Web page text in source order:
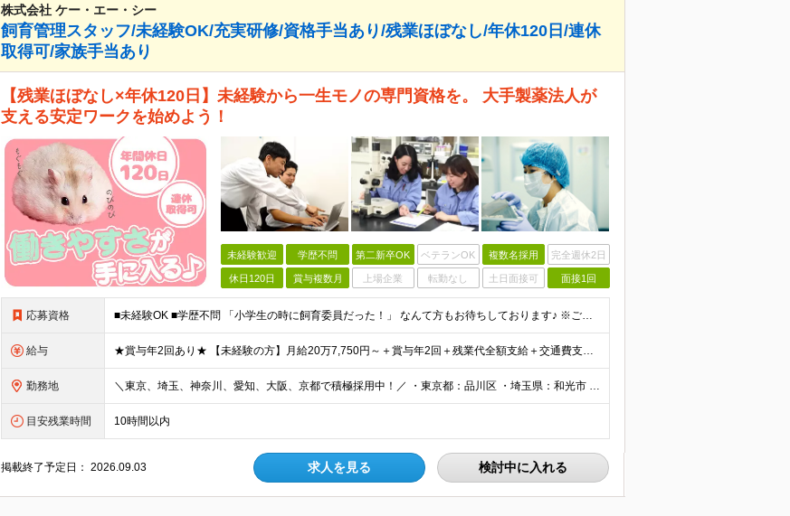
株式会社 ケー・エー・シー
飼育管理スタッフ/未経験OK/充実研修/資格手当あり/残業ほぼなし/年休120日/連休
取得可/家族手当あり
【残業ほぼなし×年休120日】未経験から一生モノの専門資格を。 大手製薬法人が
支える安定ワークを始めよう！
未経験歓迎 学歴不問 第二新卒OK ベテランOK 複数名採用 完全週休2日
休日120日 賞与複数月 上場企業 転勤なし 土日面接可 面接1回
応募資格 ■未経験OK ■学歴不問 「小学生の時に飼育委員だった！」 なんて方もお待ちしております♪ ※ご自宅でのペット飼育について※ ご自宅でげっ歯類・ウサギのペット飼育を禁止しております。当社業務では清
給与 ★賞与年2回あり★ 【未経験の方】月給20万7,750円～＋賞与年2回＋残業代全額支給＋交通費支給 【生物系大卒の方】月給21万3,750円～＋賞与年2回＋残業代全額支給＋交通費支給 ★手当が充実
勤務地 ＼東京、埼玉、神奈川、愛知、大阪、京都で積極採用中！／ ・東京都：品川区 ・埼玉県：和光市 ・神奈川県：横浜市戸塚区、藤沢市 ・茨城県：つくば市 Lマイカー通勤OK！ ・愛知県：犬山市
目安残業時間 10時間以内
掲載終了予定日：2026.09.03 求人を見る 検討中に入れる